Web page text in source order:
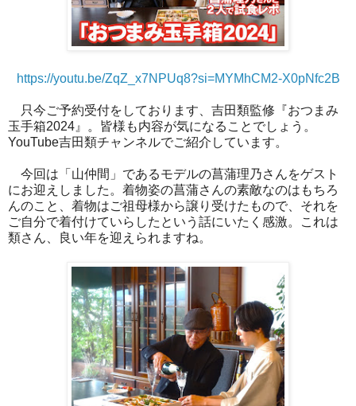
https://youtu.be/ZqZ_x7NPUq8?si=MYMhCM2-X0pNfc2B
只今ご予約受付をしております、吉田類監修『おつまみ
玉手箱2024』。皆様も内容が気になることでしょう。
YouTube吉田類チャンネルでご紹介しています。
今回は「山仲間」であるモデルの菖蒲理乃さんをゲスト
にお迎えしました。着物姿の菖蒲さんの素敵なのはもちろ
んのこと、着物はご祖母様から譲り受けたもので、それを
ご自分で着付けていらしたという話にいたく感激。これは
類さん、良い年を迎えられますね。